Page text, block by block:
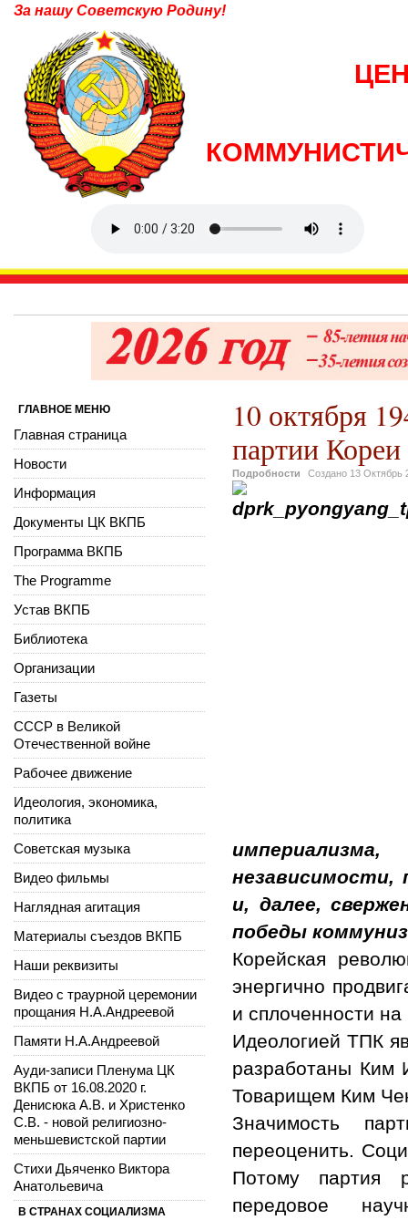
За нашу Советскую Родину!
10 октября
партии Кореи
Подробности Создано 13 Октябрь
независимости,
и, далее,
победы
Корейская
энергично
и сплоченности
Идеологией ТПК
разработаны Ким
Товарищем Ким
Значимость
переоценить.
Потому партия
передовое
ГЛАВНОЕ МЕНЮ
Главная страница
Новости
Информация
Документы ЦК ВКПБ
Программа ВКПБ
The Programme
Устав ВКПБ
Библиотека
Организации
Газеты
СССР в Великой
Отечественной войне
Рабочее движение
Идеология, экономика,
политика
Советская музыка
Видео фильмы
Наглядная агитация
Материалы съездов ВКПБ
Наши реквизиты
Видео с траурной церемонии
прощания Н.А.Андреевой
Памяти Н.А.Андреевой
Ауди-записи Пленума ЦК
ВКПБ от 16.08.2020 г.
Денисюка А.В. и Христенко
С.В. - новой религиозно-
меньшевистской партии
Стихи Дьяченко Виктора
Анатольевича
В СТРАНАХ СОЦИАЛИЗМА